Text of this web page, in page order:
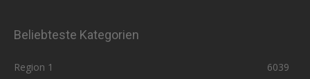
Beliebteste Kategorien
Region 1
6039